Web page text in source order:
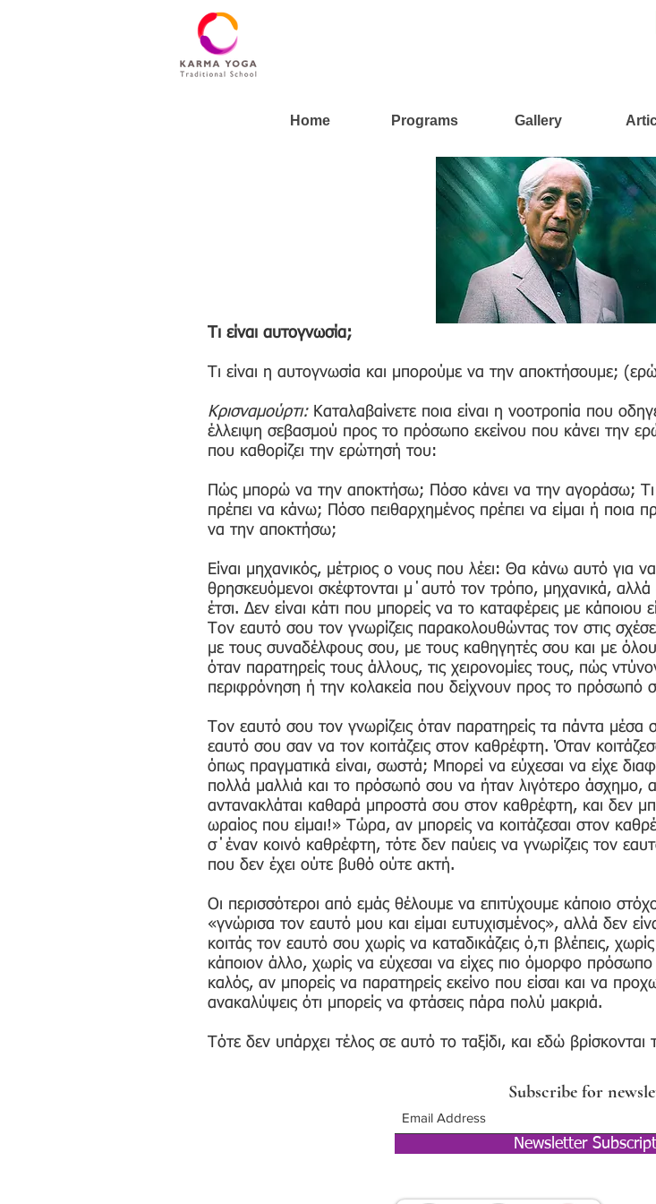
Home Programs Gallery
Τι είναι αυτογνωσία;
Τι είναι η αυτογνωσία και μπορούμε να την αποκτήσουμε;
Κρισναμούρτι: Καταλαβαίνετε ποια είναι η νοοτροπία που
έλλειψη σεβασμού προς το πρόσωπο εκείνου που κάνει την
που καθορίζει την ερώτησή του:
Πώς μπορώ να την αποκτήσω; Πόσο κάνει να την αγοράσω; Τι
πρέπει να κάνω; Πόσο πειθαρχημένος πρέπει να είμαι ή ποια
να την αποκτήσω;
Είναι μηχανικός, μέτριος ο νους που λέει: Θα κάνω αυτό για
θρησκευόμενοι σκέφτονται μ΄αυτό τον τρόπο, μηχανικά,
έτσι. Δεν είναι κάτι που μπορείς να το καταφέρεις με κάποιου
Τον εαυτό σου τον γνωρίζεις παρακολουθώντας τον στις
με τους συναδέλφους σου, με τους καθηγητές σου και με
όταν παρατηρείς τους άλλους, τις χειρονομίες τους, πώς
περιφρόνηση ή την κολακεία που δείχνουν προς το πρόσωπό
Τον εαυτό σου τον γνωρίζεις όταν παρατηρείς τα πάντα μέσα
εαυτό σου σαν να τον κοιτάζεις στον καθρέφτη. Όταν
όπως πραγματικά είναι, σωστά; Μπορεί να εύχεσαι να είχε
πολλά μαλλιά και το πρόσωπό σου να ήταν λιγότερο άσχημο,
αντανακλάται καθαρά μπροστά σου στον καθρέφτη, και δεν
ωραίος που είμαι!» Τώρα, αν μπορείς να κοιτάζεσαι στον
σ΄έναν κοινό καθρέφτη, τότε δεν παύεις να γνωρίζεις τον
που δεν έχει ούτε βυθό ούτε ακτή.
Οι περισσότεροι από εμάς θέλουμε να επιτύχουμε κάποιο
«γνώρισα τον εαυτό μου και είμαι ευτυχισμένος», αλλά δεν
κοιτάς τον εαυτό σου χωρίς να καταδικάζεις ό,τι βλέπεις,
κάποιον άλλο, χωρίς να εύχεσαι να είχες πιο όμορφο
καλός, αν μπορείς να παρατηρείς εκείνο που είσαι και να
ανακαλύψεις ότι μπορείς να φτάσεις πάρα πολύ μακριά.
Τότε δεν υπάρχει τέλος σε αυτό το ταξίδι, και εδώ
Subscribe for
Newsletter